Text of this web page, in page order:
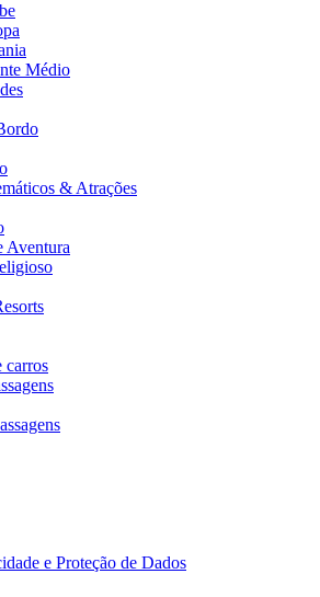
Médio
& Atrações
Aventura
carros
e Proteção de Dados